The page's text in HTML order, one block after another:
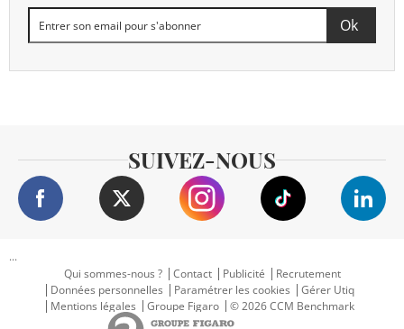
SUIVEZ-NOUS
...
Qui sommes-nous ?
Contact Publicité
Recrutement
Données personnelles
Paramétrer les cookies
Gérer Utiq
Mentions légales
Groupe Figaro © 2026 CCM Benchmark